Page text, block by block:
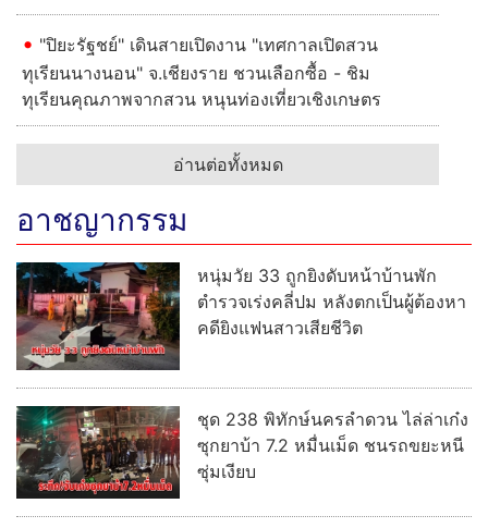
"ปิยะรัฐชย์" เดินสายเปิดงาน "เทศกาลเปิดสวน
ทุเรียนนางนอน" จ.เชียงราย ชวนเลือกซื้อ - ชิม
ทุเรียนคุณภาพจากสวน หนุนท่องเที่ยวเชิงเกษตร
อ่านต่อทั้งหมด
อาชญากรรม
หนุ่มวัย 33 ถูกยิงดับหน้าบ้านพัก
ตำรวจเร่งคลี่ปม หลังตกเป็นผู้ต้องหา
คดียิงแฟนสาวเสียชีวิต
ชุด 238 พิทักษ์นครลำดวน ไล่ล่าเก๋ง
ซุกยาบ้า 7.2 หมื่นเม็ด ชนรถขยะหนี
ซุ่มเงียบ